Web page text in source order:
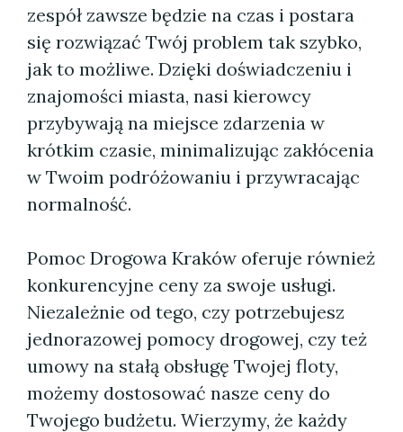
zespół zawsze będzie na czas i postara
się rozwiązać Twój problem tak szybko,
jak to możliwe. Dzięki doświadczeniu i
znajomości miasta, nasi kierowcy
przybywają na miejsce zdarzenia w
krótkim czasie, minimalizując zakłócenia
w Twoim podróżowaniu i przywracając
normalność.
Pomoc Drogowa Kraków oferuje również
konkurencyjne ceny za swoje usługi.
Niezależnie od tego, czy potrzebujesz
jednorazowej pomocy drogowej, czy też
umowy na stałą obsługę Twojej floty,
możemy dostosować nasze ceny do
Twojego budżetu. Wierzymy, że każdy